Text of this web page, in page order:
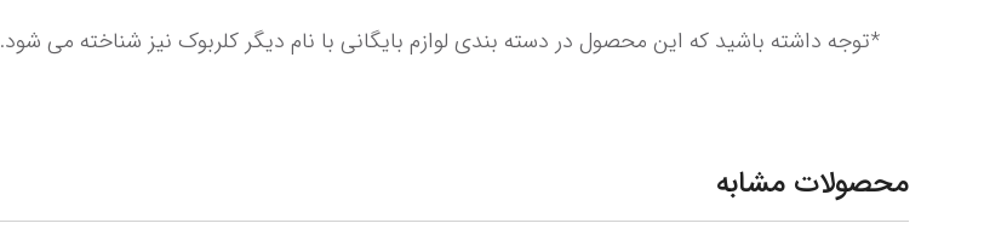
*توجه داشته باشید که این محصول در دسته بندی لوازم بایگانی با نام دیگر کلربوک نیز شناخته می شود.
محصولات مشابه